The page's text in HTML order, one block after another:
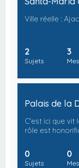
Ville réelle :
2
Sujets
3
Palais de la
C'est ici que vit
rôle est
0
Sujets
0